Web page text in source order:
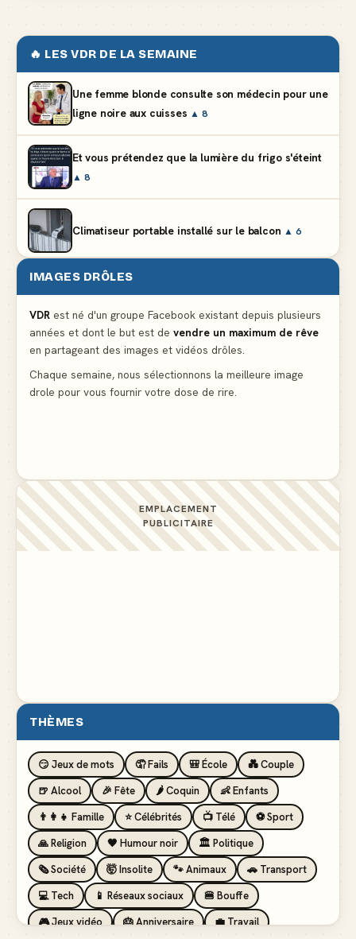
🔥 LES VDR DE LA SEMAINE
Une femme blonde consulte son médecin pour une
ligne noire aux cuisses ▲ 8
Et vous prétendez que la lumière du frigo s'éteint
▲ 8
Climatiseur portable installé sur le balcon ▲ 6
Partager l'addition alors que vous n'avez pris
Le mendiant revient avec un livre de cuisine
IMAGES DRÔLES
VDR est né d'un groupe Facebook existant depuis plusieurs
années et dont le but est de vendre un maximum de rêve
en partageant des images et vidéos drôles.
Chaque semaine, nous sélectionnons la meilleure image
drole pour vous fournir votre dose de rire.
EMPLACEMENT
PUBLICITAIRE
THÈMES
😏 Jeux de mots 🤦 Fails 🎒 École
💑 Couple
🍺 Alcool
🎉 Fête 🌶️ Coquin
👶 Enfants
👨‍👩‍👧 Famille
⭐ Célébrités 📺 Télé
⚽ Sport
🙏 Religion
🖤 Humour noir
🏛️ Politique
🗞️ Société
🤯 Insolite 🐾 Animaux
🚗 Transport
💻 Tech
📱 Réseaux sociaux
🍔 Bouffe
🎮 Jeux vidéo
🎂 Anniversaire
💼 Travail